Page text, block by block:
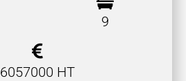
9
6057000 HT